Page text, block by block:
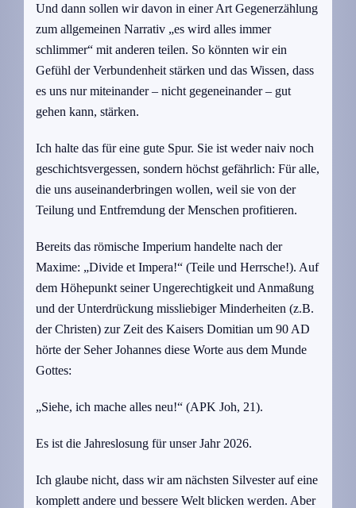
Und dann sollen wir davon in einer Art Gegenerzählung
zum allgemeinen Narrativ „es wird alles immer
schlimmer“ mit anderen teilen. So könnten wir ein
Gefühl der Verbundenheit stärken und das Wissen, dass
es uns nur miteinander – nicht gegeneinander – gut
gehen kann, stärken.
Ich halte das für eine gute Spur. Sie ist weder naiv noch
geschichtsvergessen, sondern höchst gefährlich: Für alle,
die uns auseinanderbringen wollen, weil sie von der
Teilung und Entfremdung der Menschen profitieren.
Bereits das römische Imperium handelte nach der
Maxime: „Divide et Impera!“ (Teile und Herrsche!). Auf
dem Höhepunkt seiner Ungerechtigkeit und Anmaßung
und der Unterdrückung missliebiger Minderheiten (z.B.
der Christen) zur Zeit des Kaisers Domitian um 90 AD
hörte der Seher Johannes diese Worte aus dem Munde
Gottes:
„Siehe, ich mache alles neu!“ (APK Joh, 21).
Es ist die Jahreslosung für unser Jahr 2026.
Ich glaube nicht, dass wir am nächsten Silvester auf eine
komplett andere und bessere Welt blicken werden. Aber